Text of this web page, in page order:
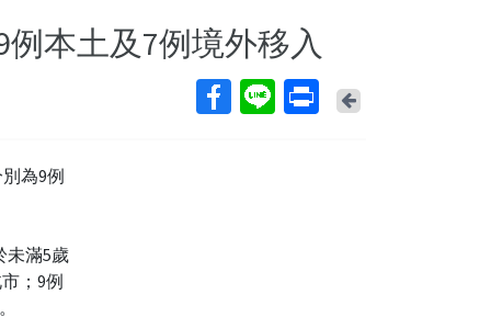
例本土及7例境外移入
Back
為9例
未滿5歲
；9例